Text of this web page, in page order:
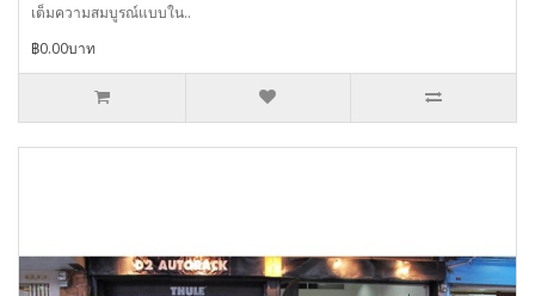
เต็มความสมบูรณ์แบบใน..
฿0.00บาท